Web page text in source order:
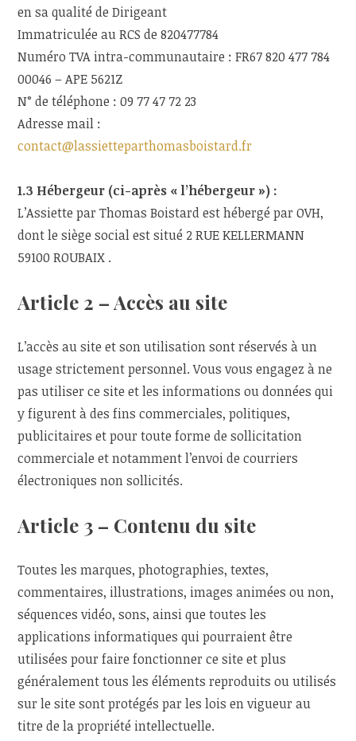
en sa qualité de Dirigeant
Immatriculée au RCS de 820477784
Numéro TVA intra-communautaire : FR67 820 477 784
00046 – APE 5621Z
N° de téléphone : 09 77 47 72 23
Adresse mail :
contact@lassietteparthomasboistard.fr
1.3 Hébergeur (ci-après « l’hébergeur ») :
L’Assiette par Thomas Boistard est hébergé par OVH,
dont le siège social est situé 2 RUE KELLERMANN
59100 ROUBAIX .
Article 2 – Accès au site
L’accès au site et son utilisation sont réservés à un
usage strictement personnel. Vous vous engagez à ne
pas utiliser ce site et les informations ou données qui
y figurent à des fins commerciales, politiques,
publicitaires et pour toute forme de sollicitation
commerciale et notamment l’envoi de courriers
électroniques non sollicités.
Article 3 – Contenu du site
Toutes les marques, photographies, textes,
commentaires, illustrations, images animées ou non,
séquences vidéo, sons, ainsi que toutes les
applications informatiques qui pourraient être
utilisées pour faire fonctionner ce site et plus
généralement tous les éléments reproduits ou utilisés
sur le site sont protégés par les lois en vigueur au
titre de la propriété intellectuelle.